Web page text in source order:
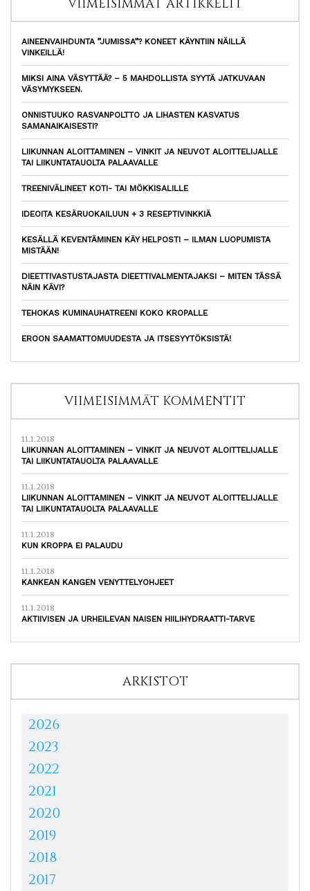
VIIMEISIMMÄT ARTIKKELIT
AINEENVAIHDUNTA ”JUMISSA”? KONEET KÄYNTIIN NÄILLÄ
VINKEILLÄ!
MIKSI AINA VÄSYTTÄÄ? – 5 MAHDOLLISTA SYYTÄ JATKUVAAN
VÄSYMYKSEEN.
ONNISTUUKO RASVANPOLTTO JA LIHASTEN KASVATUS
SAMANAIKAISESTI?
LIIKUNNAN ALOITTAMINEN – VINKIT JA NEUVOT ALOITTELIJALLE
TAI LIIKUNTATAUOLTA PALAAVALLE
TREENIVÄLINEET KOTI- TAI MÖKKISALILLE
IDEOITA KESÄRUOKAILUUN + 3 RESEPTIVINKKIÄ
KESÄLLÄ KEVENTÄMINEN KÄY HELPOSTI – ILMAN LUOPUMISTA
MISTÄÄN!
DIEETTIVASTUSTAJASTA DIEETTIVALMENTAJAKSI – MITEN TÄSSÄ
NÄIN KÄVI?
TEHOKAS KUMINAUHATREENI KOKO KROPALLE
EROON SAAMATTOMUUDESTA JA ITSESYYTÖKSISTÄ!
VIIMEISIMMÄT KOMMENTIT
11.1.2018
LIIKUNNAN ALOITTAMINEN – VINKIT JA NEUVOT ALOITTELIJALLE
TAI LIIKUNTATAUOLTA PALAAVALLE
11.1.2018
LIIKUNNAN ALOITTAMINEN – VINKIT JA NEUVOT ALOITTELIJALLE
TAI LIIKUNTATAUOLTA PALAAVALLE
11.1.2018
KUN KROPPA EI PALAUDU
11.1.2018
KANKEAN KANGEN VENYTTELYOHJEET
11.1.2018
AKTIIVISEN JA URHEILEVAN NAISEN HIILIHYDRAATTI-TARVE
ARKISTOT
2026
2023
2022
2021
2020
2019
2018
2017